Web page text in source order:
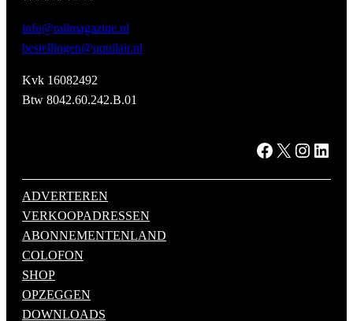
info@railmagazine.nl
bestellingen@uquilair.nl
Kvk 16082492
Btw 8042.60.242.B.01
Facebook X Instagram LinkedIn
ADVERTEREN
VERKOOPADRESSEN
ABONNEMENTENLAND
COLOFON
SHOP
OPZEGGEN
DOWNLOADS